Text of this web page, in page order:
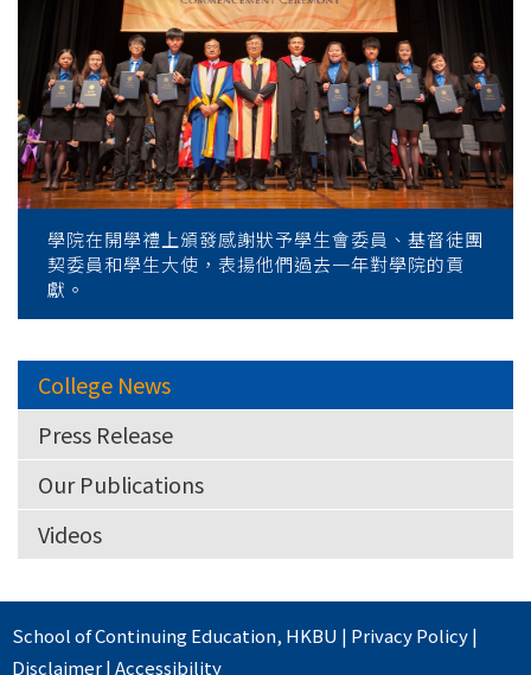
學院在開學禮上頒發感謝狀予學生會委員、基督徒團
契委員和學生大使，表揚他們過去一年對學院的貢
獻。
College News
Press Release
Our Publications
Videos
School of Continuing Education, HKBU | Privacy Policy|
Disclaimer|Accessibility